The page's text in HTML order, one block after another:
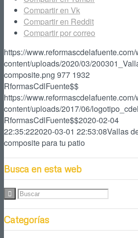
Compartir en Vk
Compartir en Reddit
Compartir por correo
https://www.reformascdelafuente.com/
content/uploads/2020/03/
composite.png 977 1932
RformasCdlFuente$$
https://www.reformascdelafuente.com/
content/uploads/2017/06/
RformasCdlFuente$$2020-02-04
22:35:222020-03-01 22:53:08Vallas
composite para tu patio
Busca en esta web
Categorías